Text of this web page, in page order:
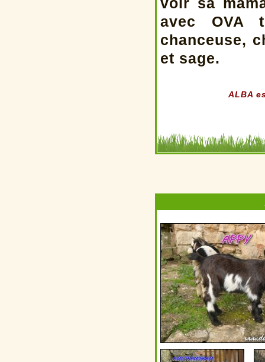
avec OVA
chanceuse,
et sage.
ALBA